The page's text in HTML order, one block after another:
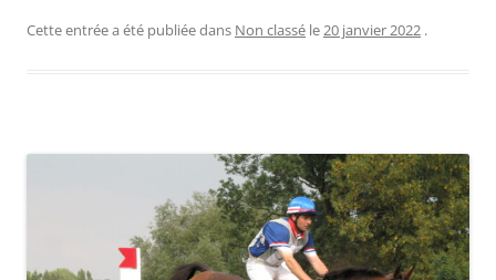
Cette entrée a été publiée dans Non classé le20 janvier 2022 .